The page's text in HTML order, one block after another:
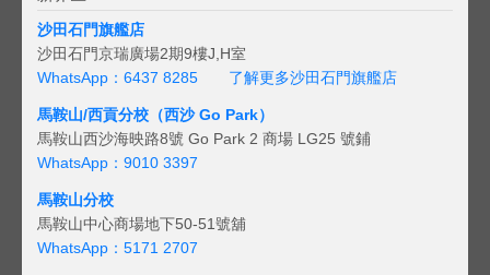
沙田石門旗艦店
沙田石門京瑞廣場2期9樓J,H室
WhatsApp：6437 8285
了解更多沙田石門旗艦店
馬鞍山/西貢分校（西沙 Go Park）
馬鞍山西沙海映路8號 Go Park 2 商場 LG25 號鋪
WhatsApp：9010 3397
馬鞍山分校
馬鞍山中心商場地下50-51號舖
WhatsApp：5171 2707